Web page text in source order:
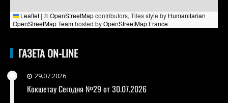
Leaflet | ©OpenStreetMapcontributors, Tiles style by Humanitarian
OpenStreetMap Teamhosted byOpenStreetMap France
ГАЗЕТА ON-LINE
29.07.2026
Кокшетау Сегодня №29 от 30.07.2026